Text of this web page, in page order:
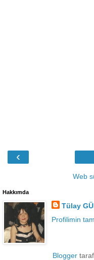
‹
Web
Hakkımda
Tülay
Profilimin
Blogger